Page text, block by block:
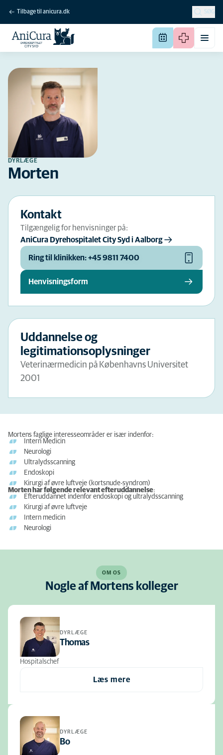
Tilbage til anicura.dk SØG
DYRLÆGE
Morten
Kontakt
Tilgængelig for henvisninger på:
AniCura Dyrehospitalet City Syd i Aalborg
Ring til klinikken: +45 9811 7400
Henvisningsform
Uddannelse og
legitimationsoplysninger
Veterinærmedicin på Københavns Universitet
2001
Mortens faglige interesseområder er især indenfor:
Intern Medicin
Neurologi
Ultralydsscanning
Endoskopi
Kirurgi af øvre luftveje (kortsnude-syndrom)
Morten har følgende relevant efteruddannelse:
Efteruddannet indenfor endoskopi og ultralydsscanning
Kirurgi af øvre luftveje
Intern medicin
Neurologi
OM OS
Nogle af Mortens kolleger
DYRLÆGE
Thomas
Hospitalschef
Læs mere
DYRLÆGE
Bo